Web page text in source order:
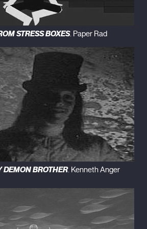
STRESS BOXES. Paper Rad
DEMON BROTHER. Kenneth Anger